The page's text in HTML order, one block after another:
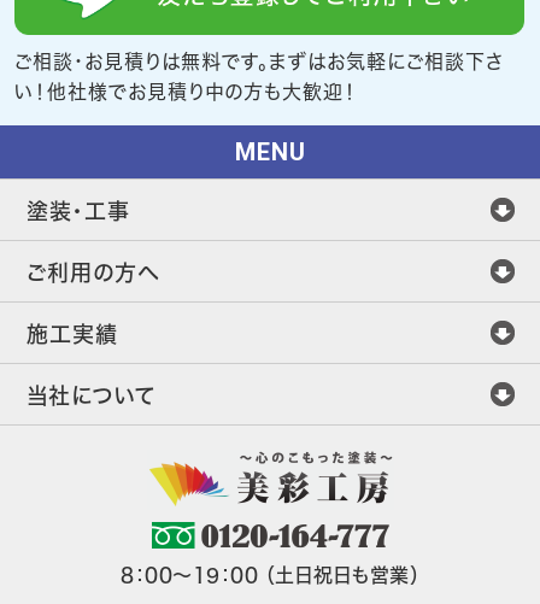
ご相談・お見積りは無料です。まずはお気軽にご相談下さ
い！他社様でお見積り中の方も大歓迎！
MENU
塗装・工事
ご利用の方へ
施工実績
当社について
8：00～19：00 （土日祝日も営業）